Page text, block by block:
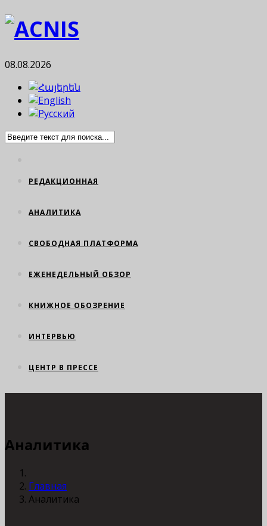
08.08.2026
РЕДАКЦИОННАЯ
АНАЛИТИКА
СВОБОДНАЯ ПЛАТФОРМА
ЕЖЕНЕДЕЛЬНЫЙ ОБЗОР
КНИЖНОЕ ОБОЗРЕНИЕ
ИНТЕРВЬЮ
ЦЕНТР В ПРЕССЕ
Аналитика
Главная
Аналитика